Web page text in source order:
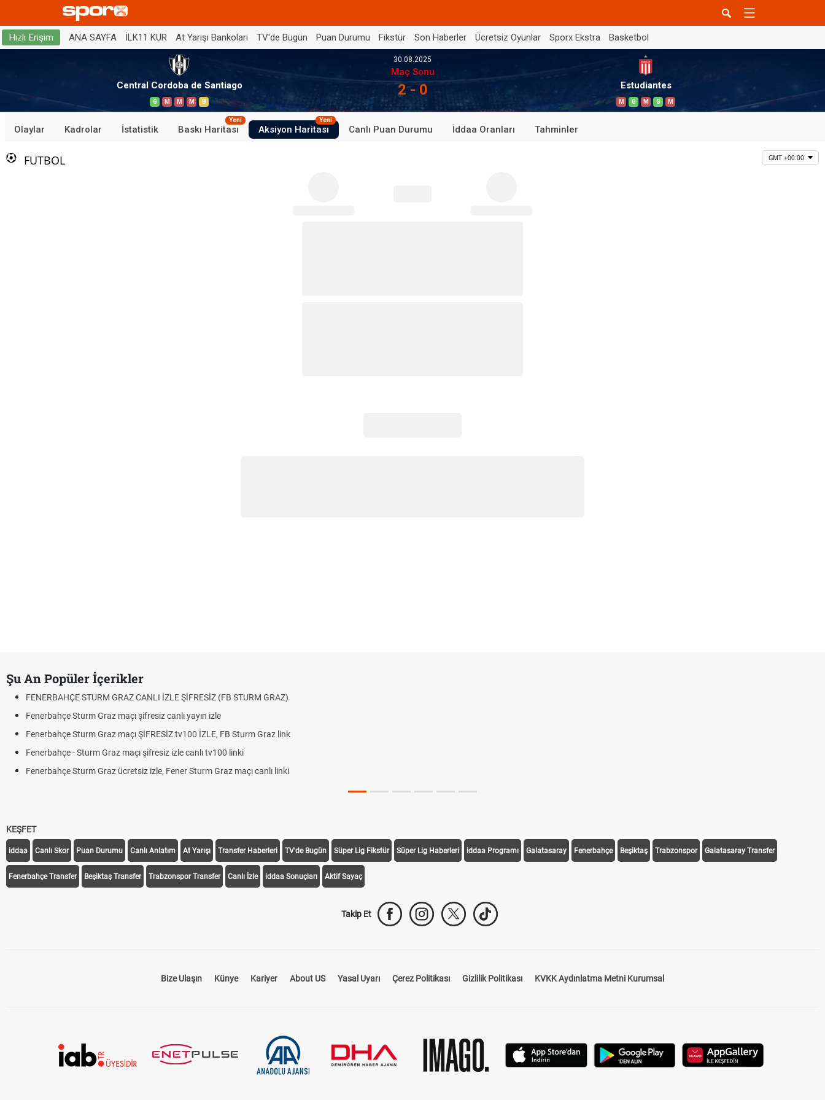
Hızlı Erişim ANA SAYFA İLK11 KUR At Yarışı Bankoları TV'de Bugün Puan Durumu Fikstür Son Haberler Ücretsiz Oyunlar Sporx Ekstra Basketbol
Central Cordoba de Santiago
G M M M B
30.08.2025
Maç Sonu
2 - 0 Estudiantes
M G M G M
Olaylar Kadrolar İstatistik Baskı Haritası
Yeni
Aksiyon Haritası
Yeni
Canlı Puan Durumu İddaa Oranları Tahminler
FUTBOL GMT +00:00
Şu An Popüler İçerikler
FENERBAHÇE STURM GRAZ CANLI İZLE ŞİFRESİZ (FB STURM GRAZ)
Fenerbahçe Sturm Graz maçı şifresiz canlı yayın izle
Fenerbahçe Sturm Graz maçı ŞİFRESİZ tv100 İZLE, FB Sturm Graz link
Fenerbahçe - Sturm Graz maçı şifresiz izle canlı tv100 linki
Fenerbahçe Sturm Graz ücretsiz izle, Fener Sturm Graz maçı canlı linki
KEŞFET
iddaa Canlı Skor Puan Durumu Canlı Anlatım At Yarışı Transfer Haberleri TV'de Bugün Süper Lig Fikstür Süper Lig Haberleri iddaa Programı Galatasaray Fenerbahçe Beşiktaş Trabzonspor Galatasaray Transfer
Fenerbahçe Transfer Beşiktaş Transfer Trabzonspor Transfer Canlı İzle iddaa Sonuçları Aktif Sayaç
Takip Et
Bize Ulaşın Künye Kariyer About US Yasal Uyarı Çerez Politikası Gizlilik Politikası KVKK Aydınlatma Metni Kurumsal